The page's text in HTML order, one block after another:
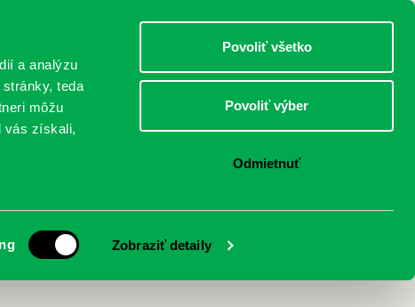
a analýzu
teda
môžu
vás získali,
Zobraziť detaily
Povoliť všetko
Povoliť výber
Odmietnuť
DOSPELÍ